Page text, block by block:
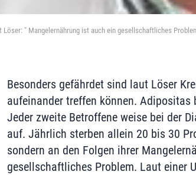
Löser: " Mangelernährung ist auch ein gesellschaftliches
Besonders gefährdet sind laut Löser
aufeinander treffen können.
Jeder zweite Betroffene weise bei der
auf. Jährlich sterben allein 20 bis 30
sondern an den Folgen ihrer
gesellschaftliches Problem. Laut einer